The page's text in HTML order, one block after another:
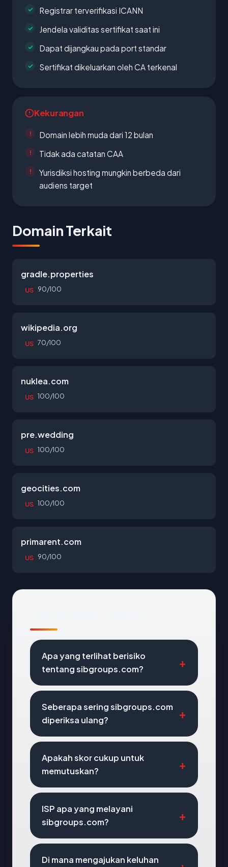
Registrar terverifikasi ICANN
Jendela validitas sertifikat saat ini
Dapat dijangkau pada port standar
Sertifikat dikeluarkan oleh CA terkenal
Kekurangan
Domain lebih muda dari 12 bulan
Tidak ada catatan CAA
Yurisdiksi hosting mungkin berbeda dari
audiens target
Domain Terkait
gradle.properties
US 90/100
wikipedia.org
US 70/100
nuklea.com
US 100/100
pre.wedding
US 100/100
geocities.com
US 100/100
primarent.com
US 90/100
Apa yang terlihat berisiko
tentang sibgroups.com?
Seberapa sering sibgroups.com
diperiksa ulang?
Apakah skor cukup untuk
memutuskan?
ISP apa yang melayani
sibgroups.com?
Di mana mengajukan keluhan